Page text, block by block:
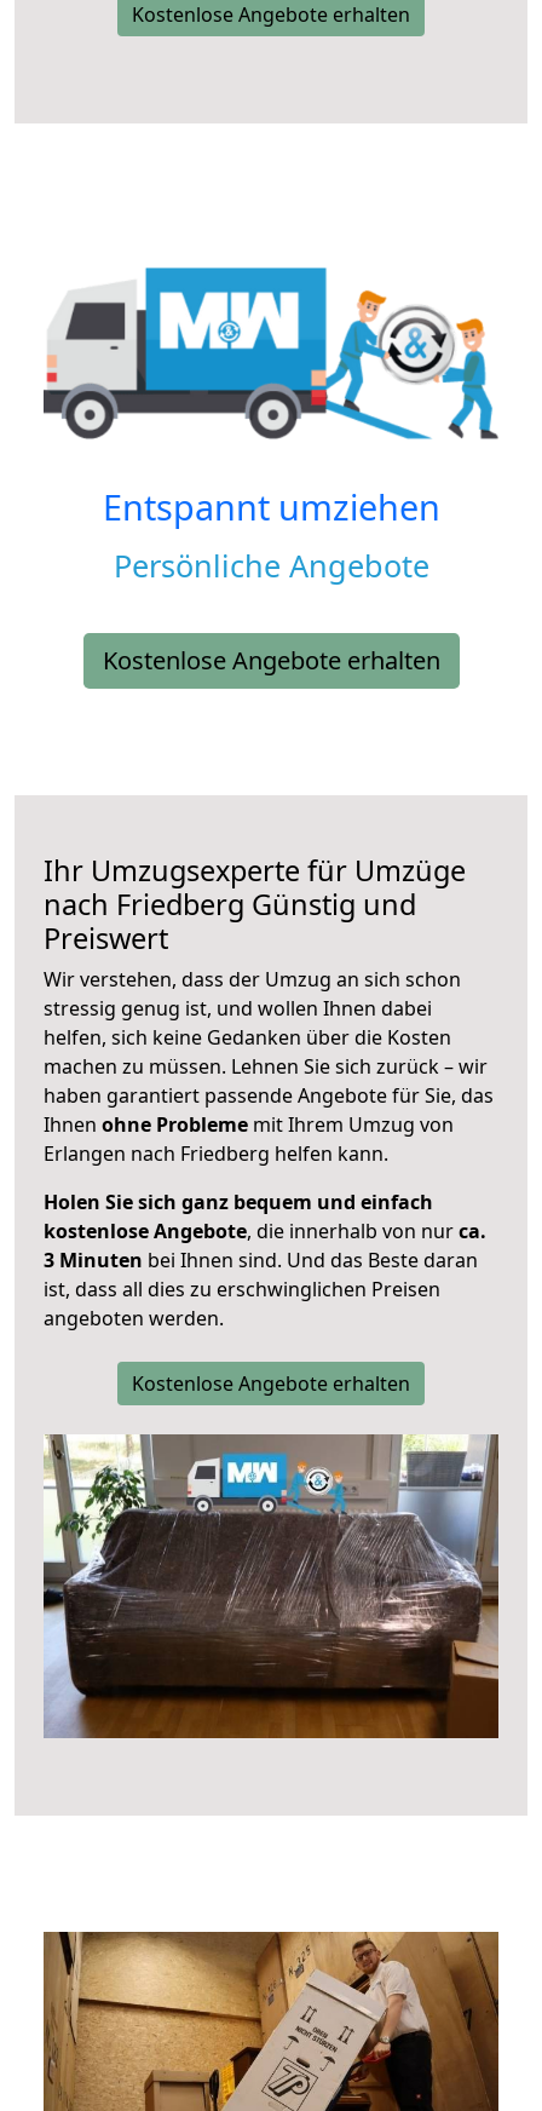
Kostenlose Angebote erhalten
Entspannt umziehen
Persönliche Angebote
Kostenlose Angebote erhalten
Ihr Umzugsexperte für Umzüge
nach Friedberg Günstig und
Preiswert
Wir verstehen, dass der Umzug an sich schon
stressig genug ist, und wollen Ihnen dabei
helfen, sich keine Gedanken über die Kosten
machen zu müssen. Lehnen Sie sich zurück – wir
haben garantiert passende Angebote für Sie, das
Ihnen ohne Probleme mit Ihrem Umzug von
Erlangen nach Friedberg helfen kann.
Holen Sie sich ganz bequem und einfach
kostenlose Angebote, die innerhalb von nurca.
3 Minuten bei Ihnen sind. Und das Beste daran
ist, dass all dies zu erschwinglichen Preisen
angeboten werden.
Kostenlose Angebote erhalten